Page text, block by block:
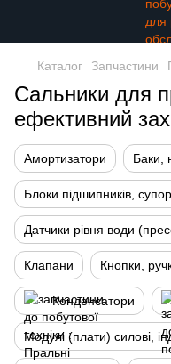
Каталог Запчастини
Сальники для
ефективний
Амортизатори Баки,
Блоки підшипників,
Датчики рівня води
Клапани Кнопки,
Конденсатори
Модулі (плати) силові,